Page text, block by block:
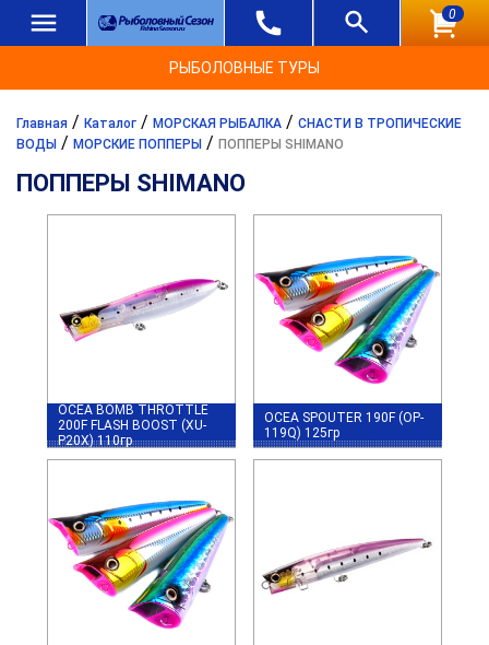
0
РЫБОЛОВНЫЕ ТУРЫ
Главная / Каталог / МОРСКАЯ РЫБАЛКА / СНАСТИ В ТРОПИЧЕСКИЕ
ВОДЫ / МОРСКИЕ ПОППЕРЫ / ПОППЕРЫ SHIMANO
ПОППЕРЫ SHIMANO
OCEA BOMB THROTTLE
200F FLASH BOOST (XU-
P20X) 110гр
OCEA SPOUTER 190F (OP-
119Q) 125гр